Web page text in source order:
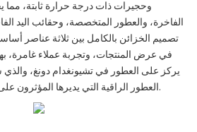
وحجيرات ذات درجة حرارة ثابتة، مما
الفاخرة، والعطور المتخصصة، وحقائب اليد
تصميم الخزائن بالكامل بين ثلاثة عناصر
في عرض المنتجات، وتجربة عملاء غامرة،
يركز على العطور في تشيونغدام دونغ، والذي
العطور الراقية التي يديرها المؤثرون على وسائل التواصل الاجتماعي.